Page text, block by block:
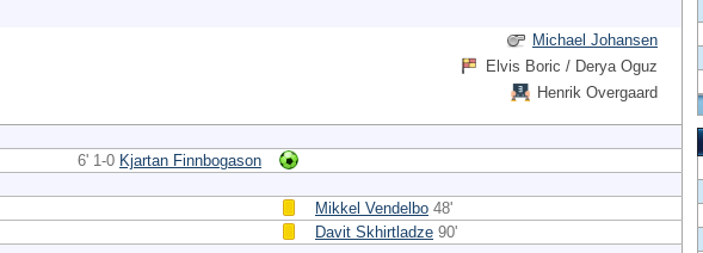
Michael Johansen
Elvis Boric / Derya Oguz
Henrik Overgaard
6' 1-0 Kjartan Finnbogason
Mikkel Vendelbo 48'
Davit Skhirtladze 90'